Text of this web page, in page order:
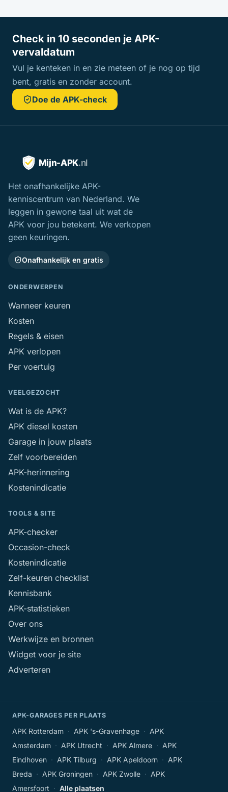
Check in 10 seconden je APK-
vervaldatum
Vul je kenteken in en zie meteen of je nog op tijd
bent, gratis en zonder account.
Doe de APK-check
Het onafhankelijke APK-
kenniscentrum van Nederland. We
leggen in gewone taal uit wat de
APK voor jou betekent. We verkopen
geen keuringen.
Onafhankelijk en gratis
ONDERWERPEN
Wanneer keuren
Kosten
Regels & eisen
APK verlopen
Per voertuig
VEELGEZOCHT
Wat is de APK?
APK diesel kosten
Garage in jouw plaats
Zelf voorbereiden
APK-herinnering
Kostenindicatie
TOOLS & SITE
APK-checker
Occasion-check
Kostenindicatie
Zelf-keuren checklist
Kennisbank
APK-statistieken
Over ons
Werkwijze en bronnen
Widget voor je site
Adverteren
APK-GARAGES PER PLAATS
APK Rotterdam · APK 's-Gravenhage · APK
Amsterdam · APK Utrecht · APK Almere · APK
Eindhoven · APK Tilburg · APK Apeldoorn · APK
Breda · APK Groningen · APK Zwolle · APK
Amersfoort · Alle plaatsen